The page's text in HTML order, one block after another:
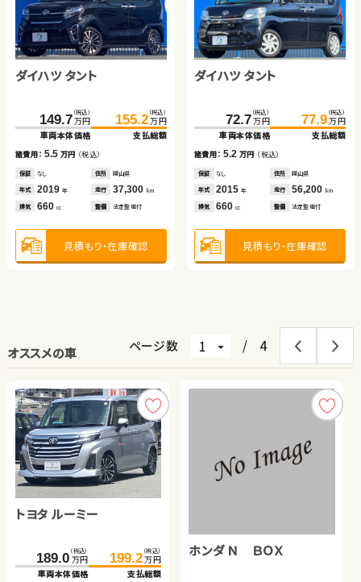
ダイハツ タント
149.7 （税込）
万円
車両本体価格
155.2 （税込）
万円
支払総額
諸費用：5.5 万円 （税込）
保証 なし 住所 岡山県
年式 2019 年 走行 37,300 km
排気 660 cc 整備 法定整備付
見積もり・在庫確認
ダイハツ タント
72.7 （税込）
万円
車両本体価格
77.9 （税込）
万円
支払総額
諸費用：5.2 万円 （税込）
保証 なし 住所 岡山県
年式 2015 年 走行 56,200 km
排気 660 cc 整備 法定整備付
見積もり・在庫確認
オススメの車 ページ数 / 4
トヨタ ルーミー
189.0 （税込）
万円
車両本体価格
199.2 （税込）
万円
支払総額
ホンダ Ｎ ＢＯＸ
ダイハツ ムーヴ キャンバ
99.8 （税込）
万円
車両本体価格
107.1 （税込）
万円
支払総額
88.9 （税込）
万円
スズキ アルト エコ
49.9 （税込）
万円
車両本体価格
54.9 （税込）
万円
支払総額
72.0 （税込）
万円
ホンダ フリード＋
169.0 （税込）
万円
車両本体価格
184.2 （税込）
万円
支払総額
123.6 （税込）
万円